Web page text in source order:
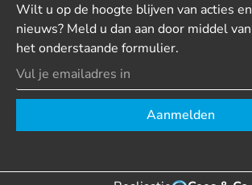
Wilt u op de hoogte blijven van acties en
nieuws? Meld u dan aan door middel van
het onderstaande formulier.
Aanmelden